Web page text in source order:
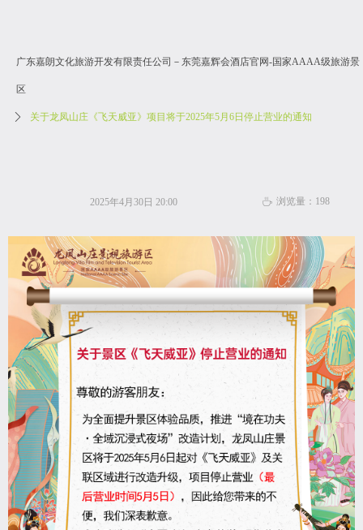
广东嘉朗文化旅游开发有限责任公司－东莞嘉辉会酒店官网-国家AAAA级旅游景
区
ꄲ 关于龙凤山庄《飞天威亚》项目将于2025年5月6日停止营业的通知
2025年4月30日 20:00 ꄘ 浏览量： 198